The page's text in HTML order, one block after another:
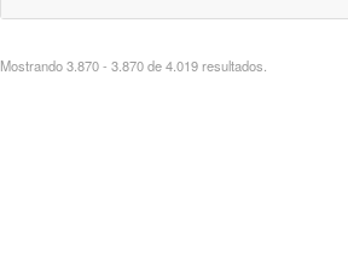
Mostrando 3.870 - 3.870 de 4.019 resultados.